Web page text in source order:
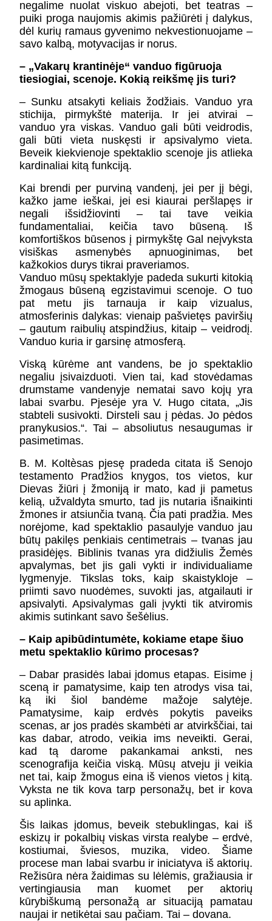
negalime nuolat viskuo abejoti, bet teatras –
puiki proga naujomis akimis pažiūrėti į dalykus,
dėl kurių ramaus gyvenimo nekvestionuojame –
savo kalbą, motyvacijas ir norus.
– „Vakarų krantinėje“ vanduo figūruoja
tiesiogiai, scenoje. Kokią reikšmę jis turi?
– Sunku atsakyti keliais žodžiais. Vanduo yra
stichija, pirmykštė materija. Ir jei atvirai –
vanduo yra viskas. Vanduo gali būti veidrodis,
gali būti vieta nuskęsti ir apsivalymo vieta.
Beveik kiekvienoje spektaklio scenoje jis atlieka
kardinaliai kitą funkciją.
Kai brendi per purviną vandenį, jei per jį bėgi,
kažko jame ieškai, jei esi kiaurai peršlapęs ir
negali išsidžiovinti – tai tave veikia
fundamentaliai, keičia tavo būseną. Iš
komfortiškos būsenos į pirmykštę Gal neįvyksta
visiškas asmenybės apnuoginimas, bet
kažkokios durys tikrai praveriamos.
Vanduo mūsų spektaklyje padeda sukurti kitokią
žmogaus būseną egzistavimui scenoje. O tuo
pat metu jis tarnauja ir kaip vizualus,
atmosferinis dalykas: vienaip pašvietęs paviršių
– gautum raibulių atspindžius, kitaip – veidrodį.
Vanduo kuria ir garsinę atmosferą.
Viską kūrėme ant vandens, be jo spektaklio
negaliu įsivaizduoti. Vien tai, kad stovėdamas
drumstame vandenyje nematai savo kojų yra
labai svarbu. Pjesėje yra V. Hugo citata, „Jis
stabteli susivokti. Dirsteli sau į pėdas. Jo pėdos
pranykusios.“. Tai – absoliutus nesaugumas ir
pasimetimas.
B. M. Koltèsas pjesę pradeda citata iš Senojo
testamento Pradžios knygos, tos vietos, kur
Dievas žiūri į žmoniją ir mato, kad ji pametus
kelią, užvaldyta smurto, tad jis nutaria išnaikinti
žmones ir atsiunčia tvaną. Čia pati pradžia. Mes
norėjome, kad spektaklio pasaulyje vanduo jau
būtų pakilęs penkiais centimetrais – tvanas jau
prasidėjęs. Biblinis tvanas yra didžiulis Žemės
apvalymas, bet jis gali vykti ir individualiame
lygmenyje. Tikslas toks, kaip skaistykloje –
priimti savo nuodėmes, suvokti jas, atgailauti ir
apsivalyti. Apsivalymas gali įvykti tik atviromis
akimis sutinkant savo šešėlius.
– Kaip apibūdintumėte, kokiame etape šiuo
metu spektaklio kūrimo procesas?
– Dabar prasidės labai įdomus etapas. Eisime į
sceną ir pamatysime, kaip ten atrodys visa tai,
ką iki šiol bandėme mažoje salytėje.
Pamatysime, kaip erdvės pokytis paveiks
scenas, ar jos pradės skambėti ar atvirkščiai, tai
kas dabar, atrodo, veikia ims neveikti. Gerai,
kad tą darome pakankamai anksti, nes
scenografija keičia viską. Mūsų atveju ji veikia
net tai, kaip žmogus eina iš vienos vietos į kitą.
Vyksta ne tik kova tarp personažų, bet ir kova
su aplinka.
Šis laikas įdomus, beveik stebuklingas, kai iš
eskizų ir pokalbių viskas virsta realybe – erdvė,
kostiumai, šviesos, muzika, video. Šiame
procese man labai svarbu ir iniciatyva iš aktorių.
Režisūra nėra žaidimas su lėlėmis, gražiausia ir
vertingiausia man kuomet per aktorių
kūrybiškumą personažą ar situaciją pamatau
naujai ir netikėtai sau pačiam. Tai – dovana.